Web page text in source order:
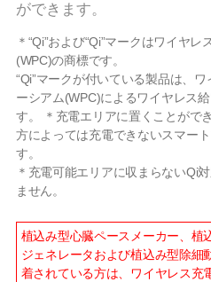
ができます。
＊“Qi”および“Qi”マークはワイヤ
(WPC)の商標です。
“Qi”マークが付いている製品は、
ーシアム(WPC)によるワイヤレス
す。 ＊充電エリアに置くことがで
方によっては充電できないスマー
す。
＊充電可能エリアに収まらないQi
ません。
植込み型心臓ペースメーカー、植
ジェネレータおよび植込み型除細
着されている方は、ワイヤレス充